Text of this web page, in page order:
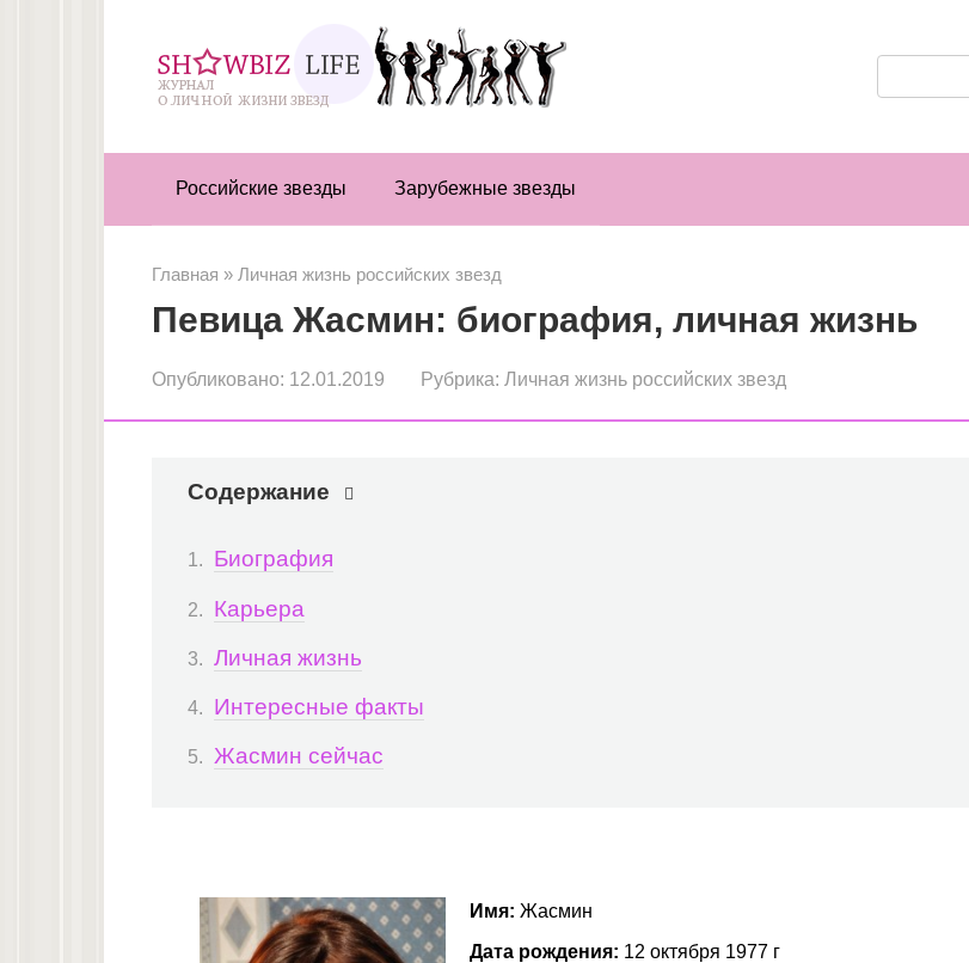
Российские звезды Зарубежные звезды
Главная » Личная жизнь российских звезд
Певица Жасмин: биография, личная жизнь
Опубликовано: 12.01.2019 Рубрика: Личная жизнь российских звезд
Содержание
Биография
Карьера
Личная жизнь
Интересные факты
Жасмин сейчас
Имя: Жасмин
Дата рождения: 12 октября 1977 г